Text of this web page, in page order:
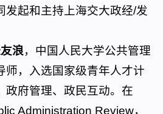
发起和主持上海交大政经/发
浪，中国人民大学公共管理
师，入选国家级青年人才计
政府管理、政民互动。在
Administration Review，